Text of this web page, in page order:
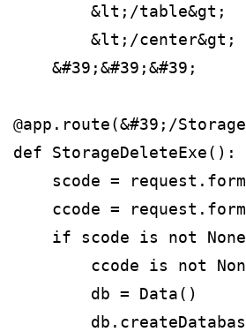
        &lt;/table&gt;
        &lt;/center&gt;
    &#39;&#39;&#39;
@app.route(&#39;/
def StorageDeleteExe():
scode =
ccode =
if scode is not
ccode is not
        db = Data()